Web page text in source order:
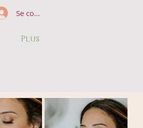
Se connecter
Plus